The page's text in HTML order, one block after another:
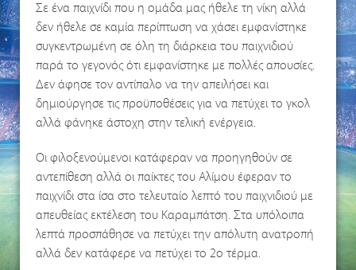
Σε ένα παιχνίδι που η ομάδα μας ήθελε τη νίκη αλλά
δεν ήθελε σε καμία περίπτωση να χάσει εμφανίστηκε
συγκεντρωμένη σε όλη τη διάρκεια του παιχνιδιού
παρά το γεγονός ότι εμφανίστηκε με πολλές απουσίες.
Δεν άφησε τον αντίπαλο να την απειλήσει και
δημιούργησε τις προϋποθέσεις για να πετύχει το γκολ
αλλά φάνηκε άστοχη στην τελική ενέργεια.
Οι φιλοξενούμενοι κατάφεραν να προηγηθούν σε
αντεπίθεση αλλά οι παίκτες του Αλίμου έφεραν το
παιχνίδι στα ίσα στο τελευταίο λεπτό του παιχνιδιού με
απευθείας εκτέλεση του Καραμπάτση. Στα υπόλοιπα
λεπτά προσπάθησε να πετύχει την απόλυτη ανατροπή
αλλά δεν κατάφερε να πετύχει το 2ο τέρμα.